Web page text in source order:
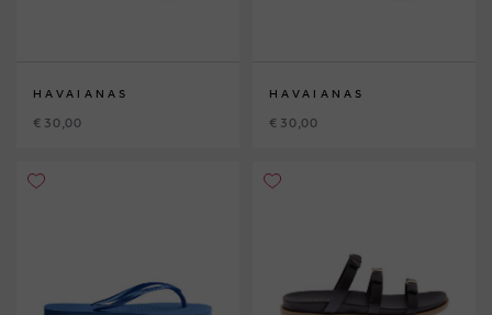
HAVAIANAS
€ 30,00
HAVAIANAS
€ 30,00